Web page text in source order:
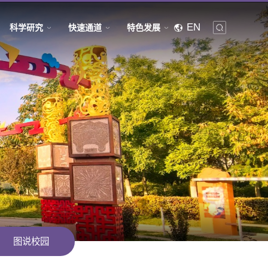
科学研究 快速通道 特色发展 EN
图说校园